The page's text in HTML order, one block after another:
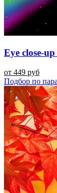
Eye close-
от 449 руб
Подбор по